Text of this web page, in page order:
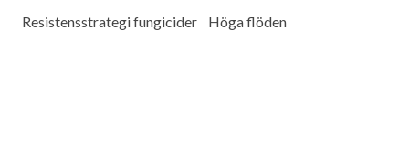
Resistensstrategi fungicider Höga flöden